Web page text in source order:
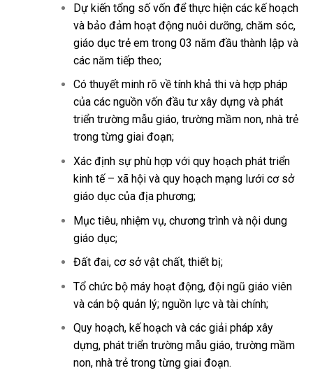
Dự kiến tổng số vốn để thực hiện các kế hoạch
và bảo đảm hoạt động nuôi dưỡng, chăm sóc,
giáo dục trẻ em trong 03 năm đầu thành lập và
các năm tiếp theo;
Có thuyết minh rõ về tính khả thi và hợp pháp
của các nguồn vốn đầu tư xây dựng và phát
triển trường mẫu giáo, trường mầm non, nhà trẻ
trong từng giai đoạn;
Xác định sự phù hợp với quy hoạch phát triển
kinh tế – xã hội và quy hoạch mạng lưới cơ sở
giáo dục của địa phương;
Mục tiêu, nhiệm vụ, chương trình và nội dung
giáo dục;
Đất đai, cơ sở vật chất, thiết bị;
Tổ chức bộ máy hoạt động, đội ngũ giáo viên
và cán bộ quản lý; nguồn lực và tài chính;
Quy hoạch, kế hoạch và các giải pháp xây
dựng, phát triển trường mẫu giáo, trường mầm
non, nhà trẻ trong từng giai đoạn.